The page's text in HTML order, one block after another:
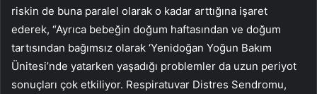
riskin de buna paralel olarak o kadar arttığına işaret
ederek, “Ayrıca bebeğin doğum haftasından ve doğum
tartısından bağımsız olarak ‘Yenidoğan Yoğun Bakım
Ünitesi’nde yatarken yaşadığı problemler da uzun periyot
sonuçları çok etkiliyor. Respiratuvar Distres Sendromu,